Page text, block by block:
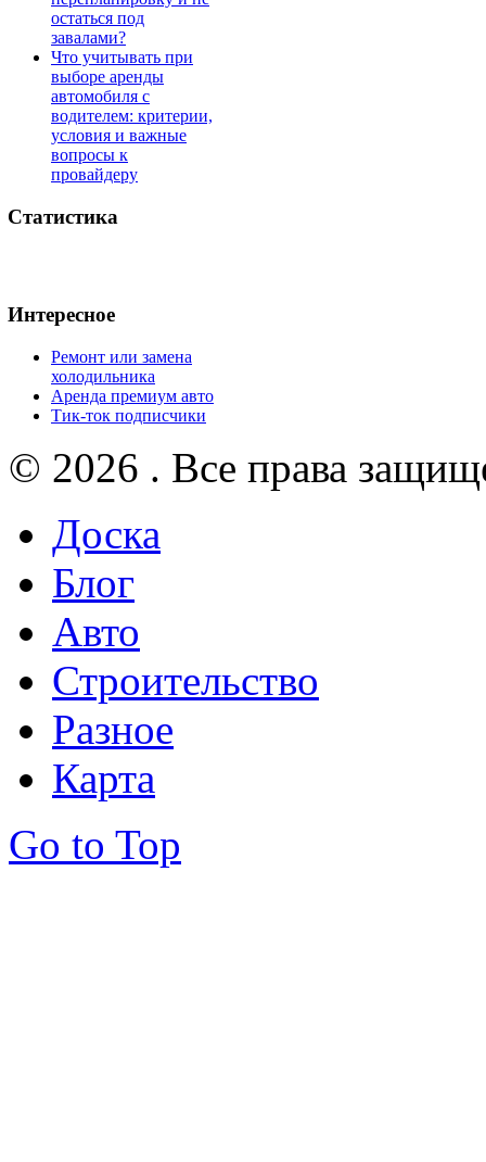
остаться под
завалами?
Что учитывать при
выборе аренды
автомобиля с
водителем: критерии,
условия и важные
вопросы к
провайдеру
Статистика
Интересное
Ремонт или замена
холодильника
Аренда премиум авто
Тик-ток подписчики
© 2026 . Все права
Доска
Блог
Авто
Строительство
Разное
Карта
Go to Top